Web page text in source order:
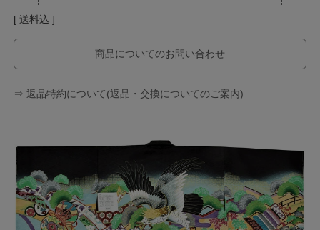
送料込
商品についてのお問い合わせ
⇒ 返品特約について(返品・交換についてのご案内)